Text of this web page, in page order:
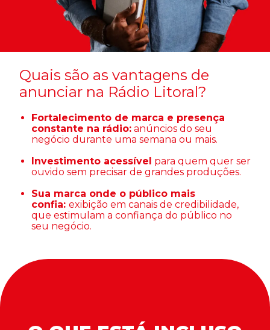
Quais são as vantagens de
anunciar na Rádio Litoral?
Fortalecimento de marca e presença
constante na rádio:anúncios do seu
negócio durante uma semana ou mais.
Investimento acessível para quem quer ser
ouvido sem precisar de grandes produções.
Sua marca onde o público mais
confia: exibição em canais de credibilidade,
que estimulam a confiança do público no
seu negócio.